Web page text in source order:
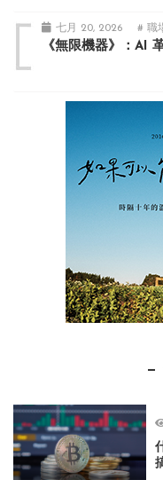
七月 20, 2026 # 職
《無限機器》：AI